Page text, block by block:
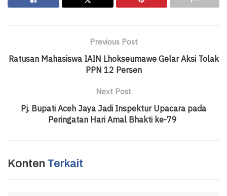
Previous Post
Ratusan Mahasiswa IAIN Lhokseumawe Gelar Aksi Tolak
PPN 12 Persen
Next Post
Pj. Bupati Aceh Jaya Jadi Inspektur Upacara pada
Peringatan Hari Amal Bhakti ke-79
Konten Terkait